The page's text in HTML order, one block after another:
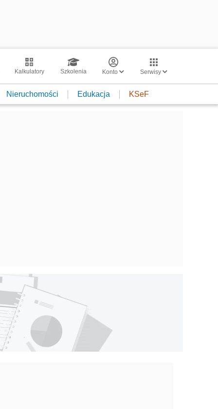
Kalkulatory Szkolenia Konto Serwisy
Nieruchomości Edukacja KSeF